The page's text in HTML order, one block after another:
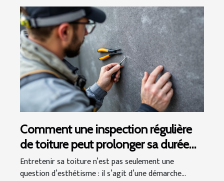
Comment une inspection régulière
de toiture peut prolonger sa durée
de vie ?
Entretenir sa toiture n’est pas seulement une
question d’esthétisme : il s’agit d’une démarche...